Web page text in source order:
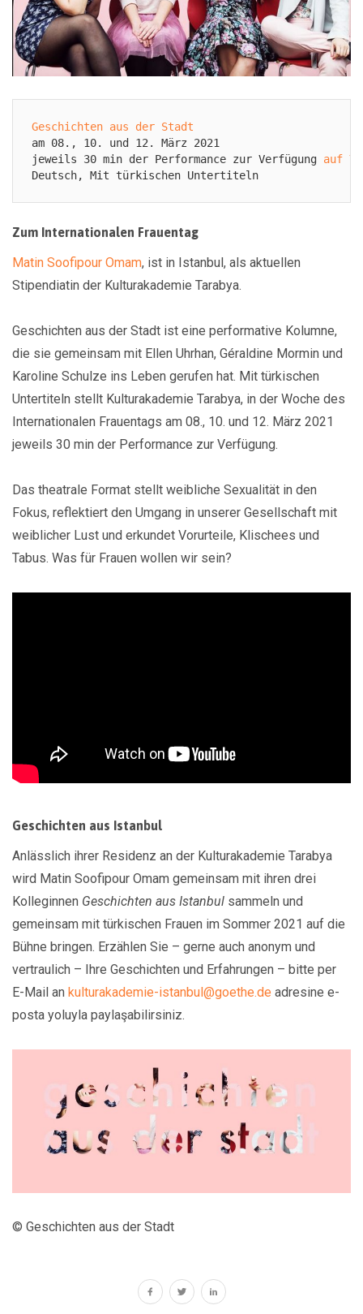
Geschichten aus der Stadt
am 08., 10. und 12. März 2021
jeweils 30 min der Performance zur Verfügung auf
Deutsch, Mit türkischen Untertiteln
Zum Internationalen Frauentag
Matin Soofipour Omam, ist in Istanbul, als aktuellen
Stipendiatin der Kulturakademie Tarabya.
Geschichten aus der Stadt ist eine performative Kolumne,
die sie gemeinsam mit Ellen Uhrhan, Géraldine Mormin und
Karoline Schulze ins Leben gerufen hat. Mit türkischen
Untertiteln stellt Kulturakademie Tarabya, in der Woche des
Internationalen Frauentags am 08., 10. und 12. März 2021
jeweils 30 min der Performance zur Verfügung.
Das theatrale Format stellt weibliche Sexualität in den
Fokus, reflektiert den Umgang in unserer Gesellschaft mit
weiblicher Lust und erkundet Vorurteile, Klischees und
Tabus. Was für Frauen wollen wir sein?
Geschichten aus Istanbul
Anlässlich ihrer Residenz an der Kulturakademie Tarabya
wird Matin Soofipour Omam gemeinsam mit ihren drei
Kolleginnen Geschichten aus Istanbul sammeln und
gemeinsam mit türkischen Frauen im Sommer 2021 auf die
Bühne bringen. Erzählen Sie – gerne auch anonym und
vertraulich – Ihre Geschichten und Erfahrungen – bitte per
E-Mail an kulturakademie-istanbul@goethe.de adresine e-
posta yoluyla paylaşabilirsiniz.
© Geschichten aus der Stadt